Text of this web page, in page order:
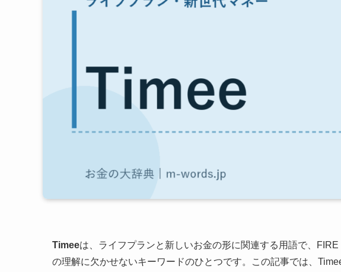
Timeeは、ライフプランと新しいお金の形に関連する用語で、
の理解に欠かせないキーワードのひとつです。この記事では、